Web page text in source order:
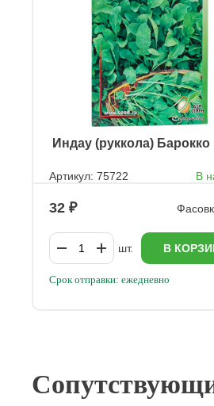
ㅤ Индау (руккола) Барокко
Артикул: 75722 В
32
шт. В
Срок отправки: ежедневно